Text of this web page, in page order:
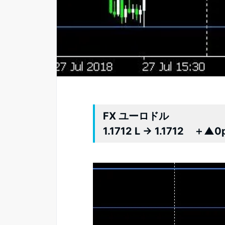
FX ユーロドル
1.1712 L → 1.1712 ＋